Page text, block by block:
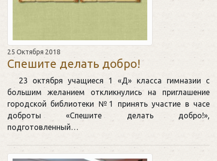
25 Октября 2018
Спешите делать добро!
23 октября учащиеся 1 «Д» класса гимназии с
большим желанием откликнулись на приглашение
городской библиотеки №1 принять участие в часе
доброты «Спешите делать добро!»,
подготовленный…